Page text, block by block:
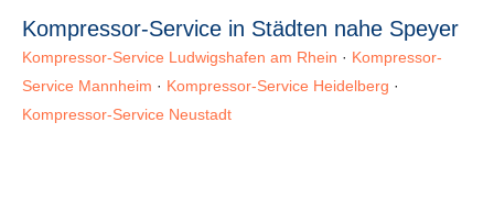
Kompressor-Service in Städten nahe Speyer
Kompressor-Service Ludwigshafen am Rhein · Kompressor-
Service Mannheim · Kompressor-Service Heidelberg ·
Kompressor-Service Neustadt